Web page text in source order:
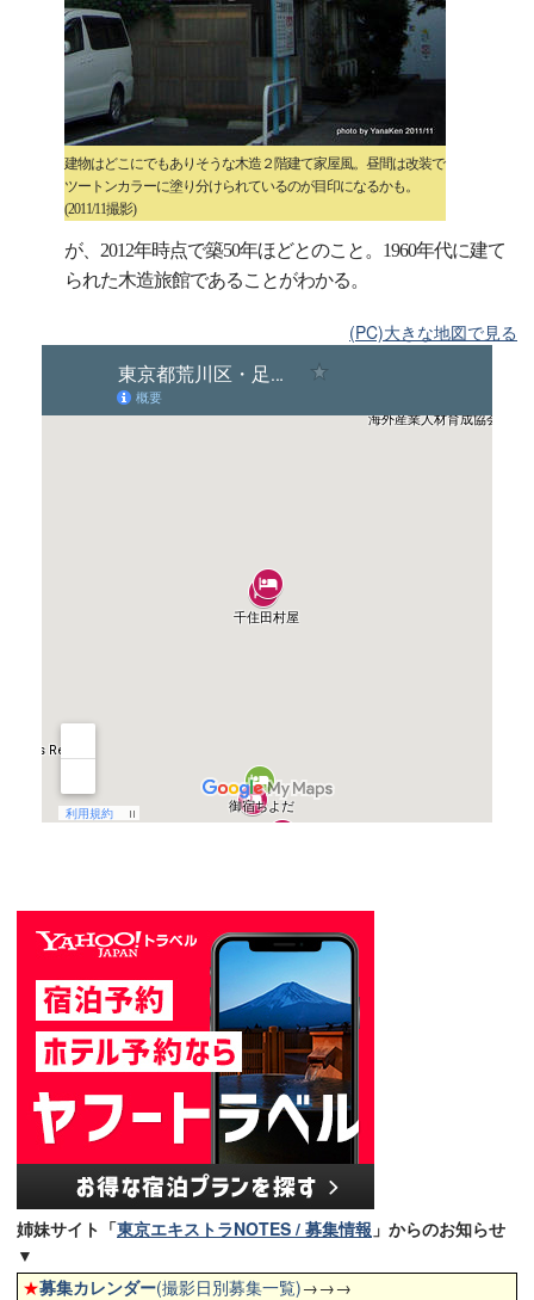
建物はどこにでもありそうな木造２階建て家屋風。昼間は改装で
ツートンカラーに塗り分けられているのが目印になるかも。
(2011/11撮影)
が、2012年時点で築50年ほどとのこと。1960年代に建て
られた木造旅館であることがわかる。
(PC)大きな地図で見る
姉妹サイト「東京エキストラNOTES / 募集情報 」からのお知らせ
▼
★募集カレンダー(撮影日別募集一覧)→→→